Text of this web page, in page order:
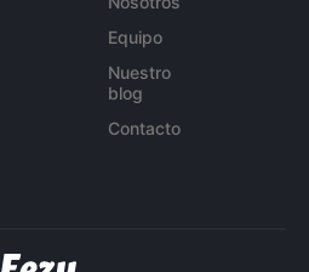
Equipo
Nuestro
blog
Contacto